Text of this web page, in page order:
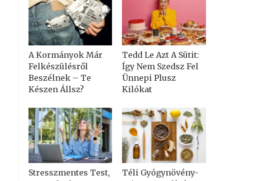
A Kormányok Már
Felkészülésről
Beszélnek – Te
Készen Állsz?
Tedd Le Azt A Sütit:
Így Nem Szedsz Fel
Ünnepi Plusz
Kilókat
Stresszmentes Test,
Téli Gyógynövény-